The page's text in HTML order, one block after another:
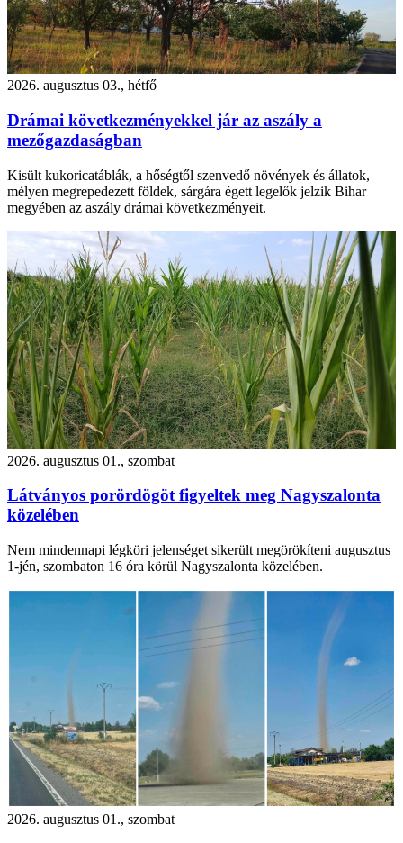
2026. augusztus 03., hétfő
Drámai következményekkel jár az aszály a
mezőgazdaságban
Kisült kukoricatáblák, a hőségtől szenvedő növények és állatok,
mélyen megrepedezett földek, sárgára égett legelők jelzik Bihar
megyében az aszály drámai következményeit.
2026. augusztus 01., szombat
Látványos porördögöt figyeltek meg Nagyszalonta
közelében
Nem mindennapi légköri jelenséget sikerült megörökíteni augusztus
1-jén, szombaton 16 óra körül Nagyszalonta közelében.
2026. augusztus 01., szombat